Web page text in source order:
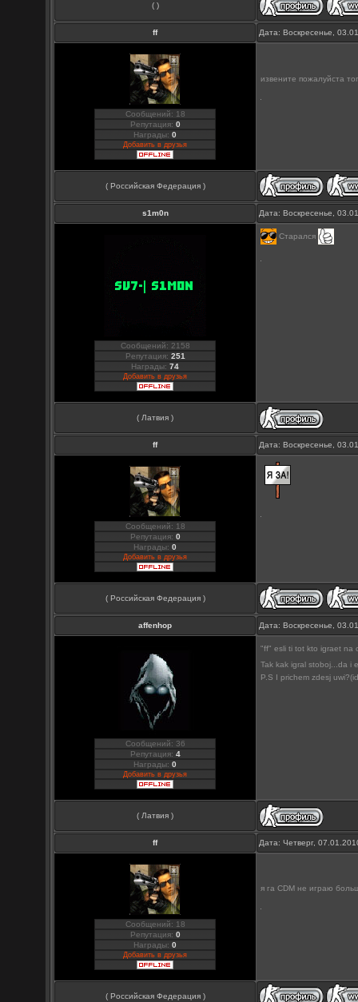
( )
ff Дата: Воскресенье,
Сообщений: 18
Репутация: 0
Награды:0
Добавить в друзья
извените пожалуйста
( Российская Федерация )
s1m0n Дата: Воскресенье,
Сообщений: 2158
Репутация: 251
Награды:74
Добавить в друзья
Старался
( Латвия )
ff Дата: Воскресенье,
Сообщений: 18
Репутация: 0
Награды:0
Добавить в друзья
( Российская Федерация )
affenhop Дата: Воскресенье,
Сообщений: 36
Репутация: 4
Награды:0
Добавить в друзья
"ff" esli ti tot kto igraet na
Tak kak igral stoboj...da i
P.S I prichem zdesj
( Латвия )
ff Дата: Четверг,
Сообщений: 18
Репутация: 0
Награды:0
Добавить в друзья
я га CDM не играю
( Российская Федерация )